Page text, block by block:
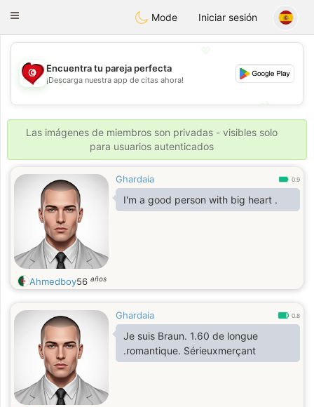
Tunisia Dating
Toggle
Mode Iniciar sesión
💖
💕
Encuentra tu pareja perfecta
¡Descarga nuestra app de citas ahora!
Las imágenes de miembros son privadas - visibles solo
para usuarios autenticados
Ghardaia 0.9
I'm a good person with big heart .
Ahmedboy56 años
Ghardaia 0.8
Je suis Braun. 1.60 de longue
.romantique. Sérieuxmerçant